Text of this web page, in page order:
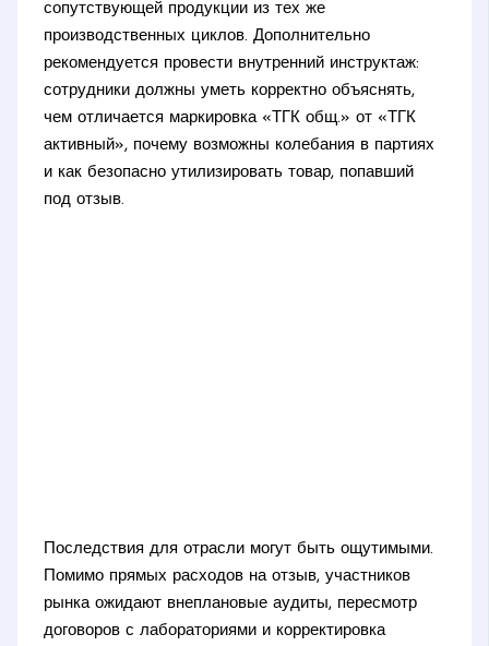
сопутствующей продукции из тех же
производственных циклов. Дополнительно
рекомендуется провести внутренний инструктаж:
сотрудники должны уметь корректно объяснять,
чем отличается маркировка «ТГК общ.» от «ТГК
активный», почему возможны колебания в партиях
и как безопасно утилизировать товар, попавший
под отзыв.
Последствия для отрасли могут быть ощутимыми.
Помимо прямых расходов на отзыв, участников
рынка ожидают внеплановые аудиты, пересмотр
договоров с лабораториями и корректировка